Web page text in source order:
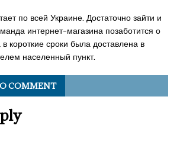
по всей Украине. Достаточно зайти и
интернет-магазина позаботится о
короткие сроки была доставлена в
населенный пункт.
COMMENT